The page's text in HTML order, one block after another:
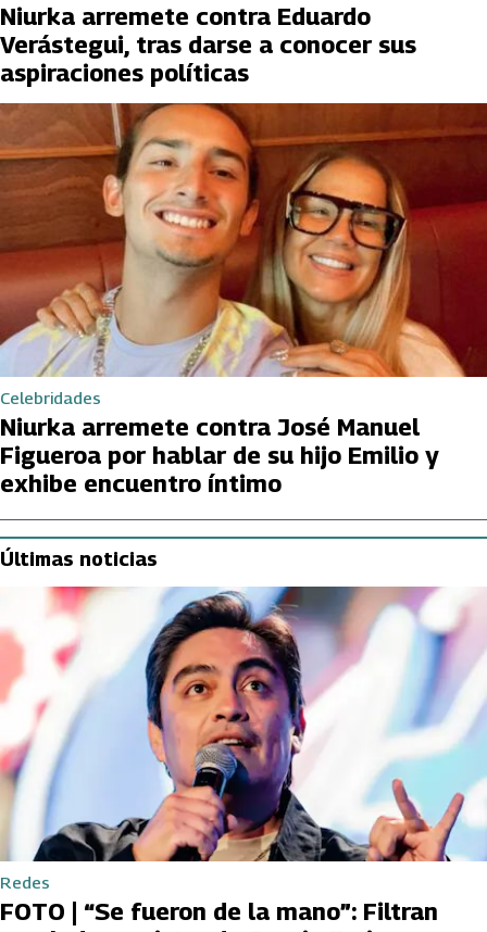
Niurka arremete contra Eduardo
Verástegui, tras darse a conocer sus
aspiraciones políticas
Celebridades
Niurka arremete contra José Manuel
Figueroa por hablar de su hijo Emilio y
exhibe encuentro íntimo
Últimas noticias
Redes
FOTO | “Se fueron de la mano”: Filtran